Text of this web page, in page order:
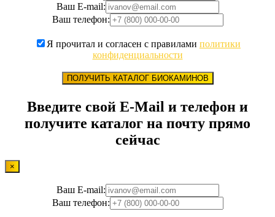
Ваш E-mail:
Ваш телефон:
Я прочитал и согласен с правилами политики
конфиденциальности
ПОЛУЧИТЬ КАТАЛОГ БИОКАМИНОВ
Введите свой E-Mail и телефон и
получите каталог на почту прямо
сейчас
×
Ваш E-mail:
Ваш телефон: